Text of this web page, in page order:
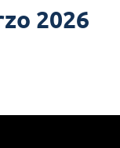
2026